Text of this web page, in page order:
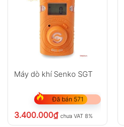
Máy dò khí Senko SGT
Đã bán 571
3.400.000₫ chưa VAT 8%